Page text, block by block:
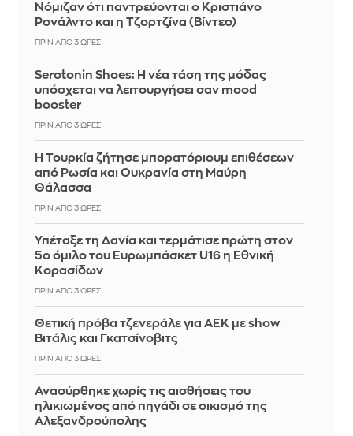
Νόμιζαν ότι παντρεύονται ο Κριστιάνο
Ρονάλντο και η Τζορτζίνα (Βίντεο)
ΠΡΙΝ ΑΠΌ 3 ΏΡΕΣ
Serotonin Shoes: Η νέα τάση της μόδας
υπόσχεται να λειτουργήσει σαν mood
booster
ΠΡΙΝ ΑΠΌ 3 ΏΡΕΣ
Η Τουρκία ζήτησε μπορατόριουμ επιθέσεων
από Ρωσία και Ουκρανία στη Μαύρη
Θάλασσα
ΠΡΙΝ ΑΠΌ 3 ΏΡΕΣ
Υπέταξε τη Δανία και τερμάτισε πρώτη στον
5ο όμιλο του Ευρωμπάσκετ U16 η Εθνική
Κορασίδων
ΠΡΙΝ ΑΠΌ 3 ΏΡΕΣ
Θετική πρόβα τζενεράλε για ΑΕΚ με show
Βιτάλις και Γκατσίνοβιτς
ΠΡΙΝ ΑΠΌ 3 ΏΡΕΣ
Ανασύρθηκε χωρίς τις αισθήσεις του
ηλικιωμένος από πηγάδι σε οικισμό της
Αλεξανδρούπολης